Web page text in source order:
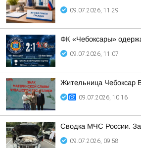
09.07.2026, 11:29
ФК «Чебоксары»
09.07.2026, 11:07
Жительница Чебоксар
09.07.2026, 10:16
Сводка МЧС России. За
09.07.2026, 09:58